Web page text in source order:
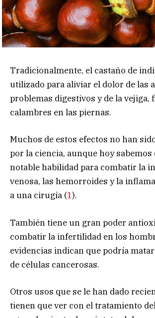
Tradicionalmente, el castaño de
utilizado para aliviar el dolor de las
problemas digestivos y de la vejiga,
calambres en las piernas.
Muchos de estos efectos no han
por la ciencia, aunque hoy
notable habilidad para combatir la
venosa, las hemorroides y la
a una cirugía (1).
También tiene un gran poder
combatir la infertilidad en los
evidencias indican que podría
de células cancerosas.
Otros usos que se le han dado
tienen que ver con el tratamiento